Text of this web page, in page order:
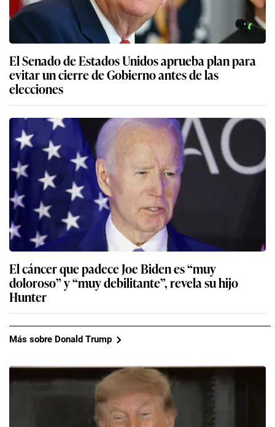
El Senado de Estados Unidos aprueba plan para
evitar un cierre de Gobierno antes de las
elecciones
El cáncer que padece Joe Biden es “muy
doloroso” y “muy debilitante”, revela su hijo
Hunter
Más sobre Donald Trump